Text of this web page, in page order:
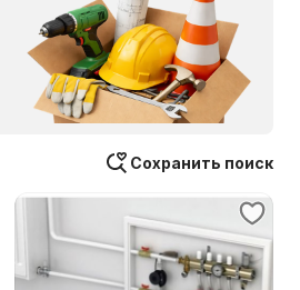
Сохранить поиск